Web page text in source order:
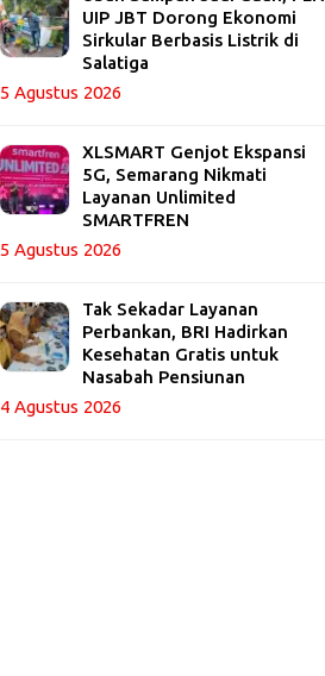
UIP JBT Dorong Ekonomi
Sirkular Berbasis Listrik di
Salatiga
5 Agustus 2026
XLSMART Genjot Ekspansi
5G, Semarang Nikmati
Layanan Unlimited
SMARTFREN
5 Agustus 2026
Tak Sekadar Layanan
Perbankan, BRI Hadirkan
Kesehatan Gratis untuk
Nasabah Pensiunan
4 Agustus 2026